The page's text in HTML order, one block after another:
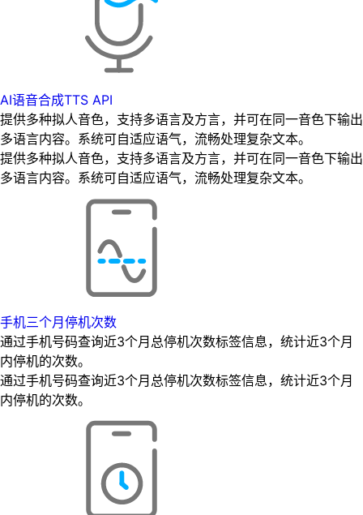
AI语音合成TTS API
提供多种拟人音色，支持多语言及方言，并可在同一音色下输出
多语言内容。系统可自适应语气，流畅处理复杂文本。
提供多种拟人音色，支持多语言及方言，并可在同一音色下输出
多语言内容。系统可自适应语气，流畅处理复杂文本。
手机三个月停机次数
通过手机号码查询近3个月总停机次数标签信息，统计近3个月
内停机的次数。
通过手机号码查询近3个月总停机次数标签信息，统计近3个月
内停机的次数。